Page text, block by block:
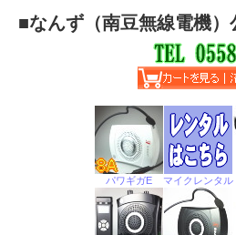
■なんず（南豆無線電機）